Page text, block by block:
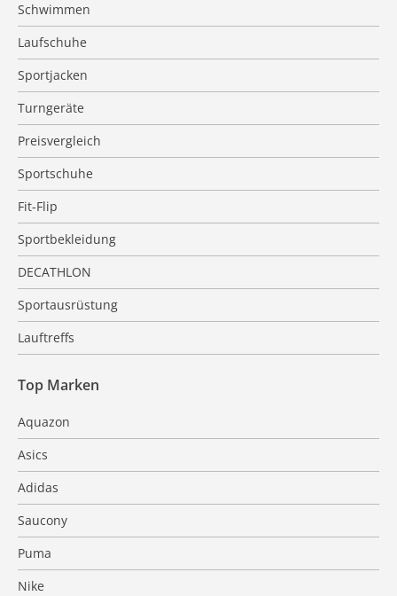
Schwimmen
Laufschuhe
Sportjacken
Turngeräte
Preisvergleich
Sportschuhe
Fit-Flip
Sportbekleidung
DECATHLON
Sportausrüstung
Lauftreffs
Top Marken
Aquazon
Asics
Adidas
Saucony
Puma
Nike